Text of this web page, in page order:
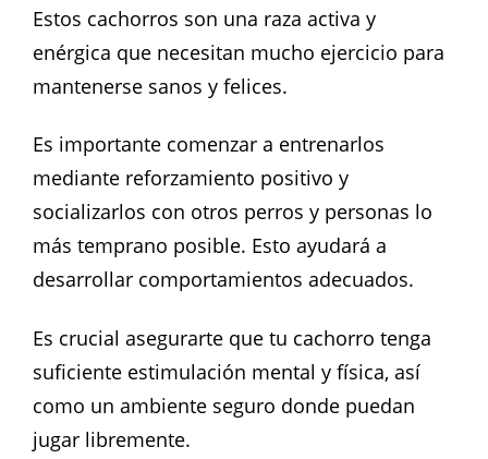
Estos cachorros son una raza activa y
enérgica que necesitan mucho ejercicio para
mantenerse sanos y felices.
Es importante comenzar a entrenarlos
mediante reforzamiento positivo y
socializarlos con otros perros y personas lo
más temprano posible. Esto ayudará a
desarrollar comportamientos adecuados.
Es crucial asegurarte que tu cachorro tenga
suficiente estimulación mental y física, así
como un ambiente seguro donde puedan
jugar libremente.